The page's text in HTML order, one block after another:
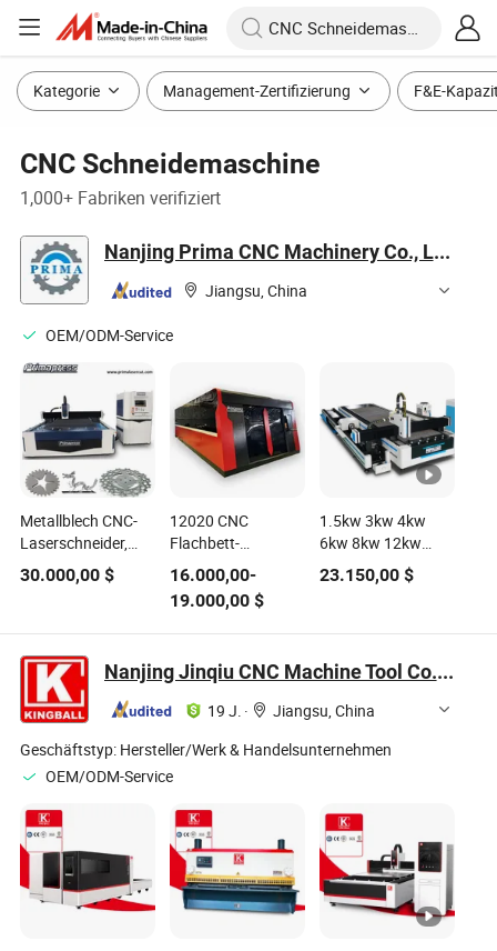
Kategorie Management-Zertifizierung F&E-
CNC Schneidemaschine
1,000+ Fabriken verifiziert
Nanjing Prima CNC Machinery Co., Ltd.
Jiangsu, China
OEM/ODM-Service
Metallblech CNC-
Laserschneider,
Faserlaserschneidemaschine
für Aluminium,
30.000,00 $
12020 CNC
Flachbett-
Faserlaser-
Schneidemaschine
2026
16.000,00-
19.000,00$
1.5kw 3kw 4kw
6kw 8kw 12kw
20kw Mild
Edelstahl Eisen
CNC Blech- oder
für automatisches
Faserlaser-
Schneiden
23.150,00$
Nanjing Jinqiu CNC Machine Tool Co., Ltd.
19 J. ·
Jiangsu, China
Geschäftstyp: Hersteller/Werk & Handelsunternehmen
OEM/ODM-Service